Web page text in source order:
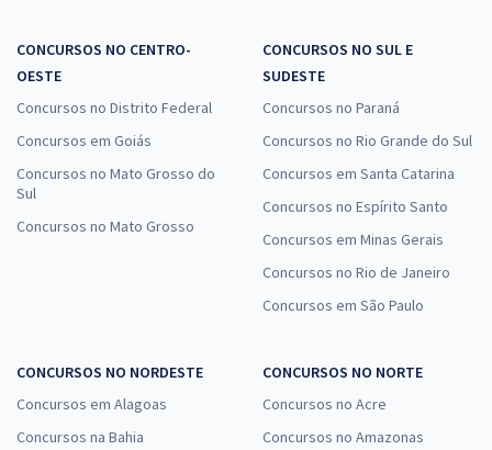
CONCURSOS NO CENTRO-
OESTE
Concursos no Distrito Federal
Concursos em Goiás
Concursos no Mato Grosso do
Sul
Concursos no Mato Grosso
CONCURSOS NO SUL E
SUDESTE
Concursos no Paraná
Concursos no Rio Grande do Sul
Concursos em Santa Catarina
Concursos no Espírito Santo
Concursos em Minas Gerais
Concursos no Rio de Janeiro
Concursos em São Paulo
CONCURSOS NO NORDESTE
Concursos em Alagoas
Concursos na Bahia
CONCURSOS NO NORTE
Concursos no Acre
Concursos no Amazonas